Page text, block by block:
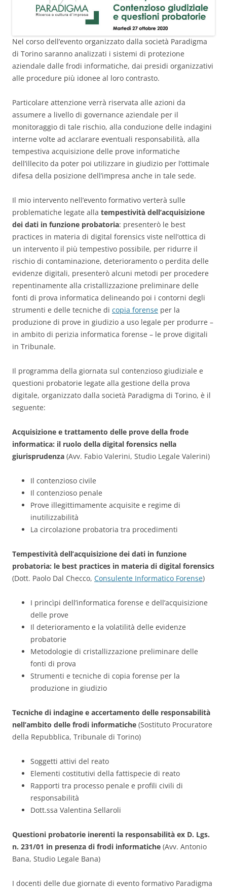
Nel corso dell’evento organizzato dalla società Paradigma
di Torino saranno analizzati i sistemi di protezione
aziendale dalle frodi informatiche, dai presidi organizzativi
alle procedure più idonee al loro contrasto.
Particolare attenzione verrà riservata alle azioni da
assumere a livello di governance aziendale per il
monitoraggio di tale rischio, alla conduzione delle indagini
interne volte ad acclarare eventuali responsabilità, alla
tempestiva acquisizione delle prove informatiche
dell’illecito da poter poi utilizzare in giudizio per l’ottimale
difesa della posizione dell’impresa anche in tale sede.
Il mio intervento nell’evento formativo verterà sulle
problematiche legate alla tempestività dell’acquisizione
dei dati in funzione probatoria: presenterò le best
practices in materia di digital forensics viste nell’ottica di
un intervento il più tempestivo possibile, per ridurre il
rischio di contaminazione, deterioramento o perdita delle
evidenze digitali, presenterò alcuni metodi per procedere
repentinamente alla cristallizzazione preliminare delle
fonti di prova informatica delineando poi i contorni degli
strumenti e delle tecniche di copia forense per la
produzione di prove in giudizio a uso legale per produrre –
in ambito di perizia informatica forense – le prove digitali
in Tribunale.
Il programma della giornata sul contenzioso giudiziale e
questioni probatorie legate alla gestione della prova
digitale, organizzato dalla società Paradigma di Torino, è il
seguente:
Acquisizione e trattamento delle prove della frode
informatica: il ruolo della digital forensics nella
giurisprudenza (Avv. Fabio Valerini, Studio Legale Valerini)
Il contenzioso civile
Il contenzioso penale
Prove illegittimamente acquisite e regime di
inutilizzabilità
La circolazione probatoria tra procedimenti
Tempestività dell’acquisizione dei dati in funzione
probatoria: le best practices in materia di digital forensics
(Dott. Paolo Dal Checco, Consulente Informatico Forense)
I princìpi dell’informatica forense e dell’acquisizione
delle prove
Il deterioramento e la volatilità delle evidenze
probatorie
Metodologie di cristallizzazione preliminare delle
fonti di prova
Strumenti e tecniche di copia forense per la
produzione in giudizio
Tecniche di indagine e accertamento delle responsabilità
nell’ambito delle frodi informatiche (Sostituto Procuratore
della Repubblica, Tribunale di Torino)
Soggetti attivi del reato
Elementi costitutivi della fattispecie di reato
Rapporti tra processo penale e profili civili di
responsabilità
Dott.ssa Valentina Sellaroli
Questioni probatorie inerenti la responsabilità ex D. Lgs.
n. 231/01 in presenza di frodi informatiche (Avv. Antonio
Bana, Studio Legale Bana)
I docenti delle due giornate di evento formativo Paradigma